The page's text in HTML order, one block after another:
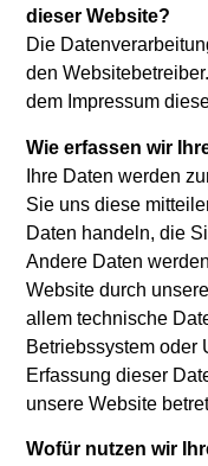
dieser Website?
Die
den
dem Impressum
Wie erfassen wir
Ihre Daten werden
Sie uns diese
Daten handeln, die
Andere Daten
Website durch
allem technische
Betriebssystem oder
Erfassung dieser
unsere Website
Wofür nutzen wir